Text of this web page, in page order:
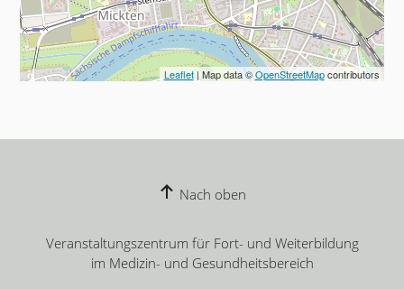
Leaflet| Map data ©OpenStreetMapcontributors
Nach oben
Veranstaltungszentrum für Fort- und Weiterbildung
im Medizin- und Gesundheitsbereich